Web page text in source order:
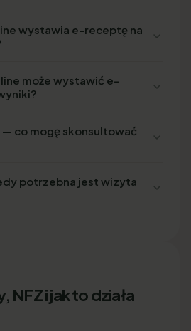
wystawia e-receptę na
może wystawić e-
co mogę skonsultować
potrzebna jest wizyta
NFZ i jak to działa